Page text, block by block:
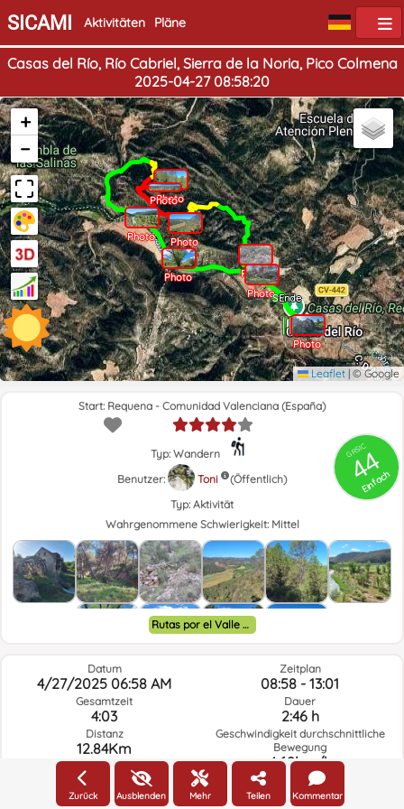
SICAMI Aktivitäten Pläne
Casas del Río, Río Cabriel, Sierra de la Noria, Pico Colmena
2025-04-27 08:58:20
Start
Ende
Photo
Photo
Photo
Photo
Photo
Photo
Photo
Photo
+
−
Leaflet | © Google
GRSIC
44
Einfach
Start: Requena - Comunidad Valenciana (España)
Typ: Wandern
Benutzer:
Toni
(Öffentlich)
Typ: Aktivität
Wahrgenommene Schwierigkeit: Mittel
Rutas por el Valle de Ayora y alrededores.
Datum
4/27/2025 06:58 AM
Gesamtzeit
4:03
Distanz
12.84Km
Anstieg
252.92m
Zeitplan
08:58 - 13:01
Dauer
2:46 h
Geschwindigkeit durchschnittliche
Bewegung
4.62km/h
Abstieg
251m
Zurück Ausblenden Mehr Teilen Kommentar